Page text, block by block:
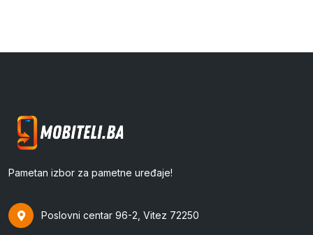
Pametan izbor za pametne uređaje!
Poslovni centar 96-2, Vitez 72250